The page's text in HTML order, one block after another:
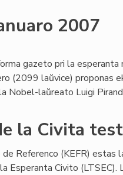
2007
gazeto pri la esperanta
(2099 laŭvice) proponas
Nobel-laŭreato Luigi
la Civita
de Referenco (KEFR) estas
Esperanta Civito (LTSEC).